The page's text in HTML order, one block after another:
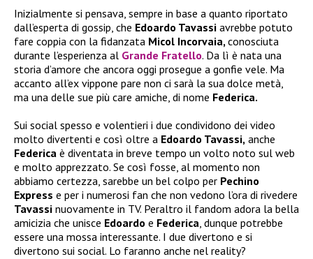
Inizialmente si pensava, sempre in base a quanto riportato
dall’esperta di gossip, che Edoardo Tavassi avrebbe potuto
fare coppia con la fidanzata Micol Incorvaia,conosciuta
durante l’esperienza al Grande Fratello. Da lì è nata una
storia d’amore che ancora oggi prosegue a gonfie vele. Ma
accanto all’ex vippone pare non ci sarà la sua dolce metà,
ma una delle sue più care amiche, di nome Federica.
Sui social spesso e volentieri i due condividono dei video
molto divertenti e così oltre a Edoardo Tavassi, anche
Federica è diventata in breve tempo un volto noto sul web
e molto apprezzato. Se così fosse, al momento non
abbiamo certezza, sarebbe un bel colpo per Pechino
Express e per i numerosi fan che non vedono l’ora di rivedere
Tavassi nuovamente in TV. Peraltro il fandom adora la bella
amicizia che unisce Edoardo e Federica, dunque potrebbe
essere una mossa interessante. I due divertono e si
divertono sui social. Lo faranno anche nel reality?